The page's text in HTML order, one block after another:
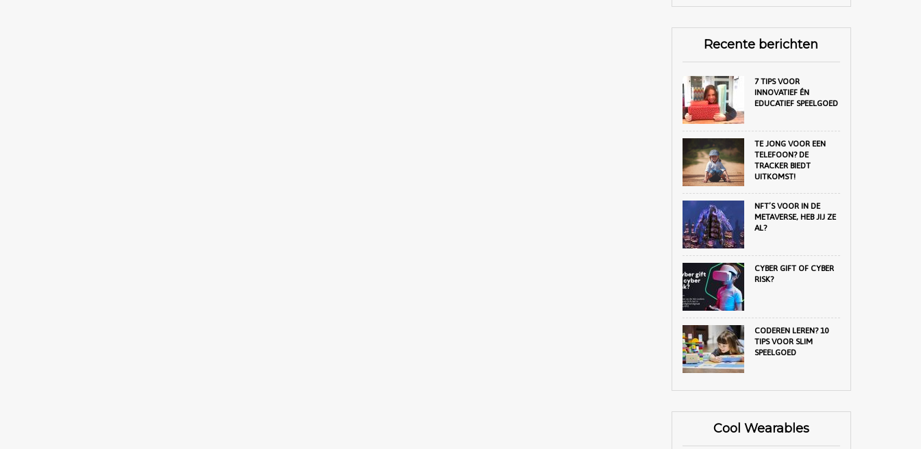
Recente berichten
7 TIPS VOOR
INNOVATIEF ÉN
EDUCATIEF SPEELGOED
TE JONG VOOR EEN
TELEFOON? DE
TRACKER BIEDT
UITKOMST!
NFT’S VOOR IN DE
METAVERSE, HEB JIJ ZE
AL?
CYBER GIFT OF CYBER
RISK?
CODEREN LEREN? 10
TIPS VOOR SLIM
SPEELGOED
Cool Wearables